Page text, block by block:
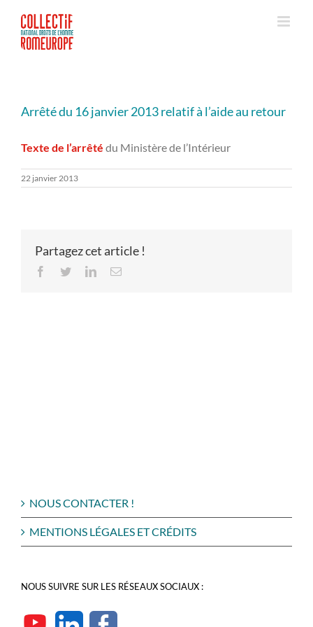
contenu
Arrêté du 16 janvier 2013 relatif à l’aide au retour
Texte de l’arrêté du Ministère de l’Intérieur
22 janvier 2013
Partagez cet article !
Facebook
TwitterLinkedInEmail
NOUS CONTACTER !
MENTIONS LÉGALES ET CRÉDITS
NOUS SUIVRE SUR LES RÉSEAUX SOCIAUX :